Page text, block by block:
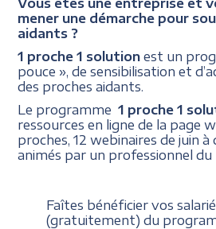
mener une démarche pour
aidants ?
1 proche 1 solution est un
pouce », de sensibilisation et
des proches aidants.
Le programme1 proche 1
ressources en ligne de la page
proches, 12 webinaires de juin à
animés par un professionnel du
Faîtes bénéficier vos
(gratuitement) du